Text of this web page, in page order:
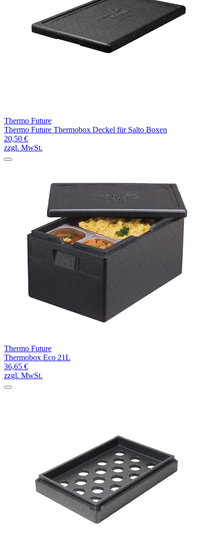
Thermo Future
Thermo Future Thermobox Deckel für Salto Boxen
20,50 €
zzgl. MwSt.
Thermo Future
Thermobox Eco 21L
36,65 €
zzgl. MwSt.